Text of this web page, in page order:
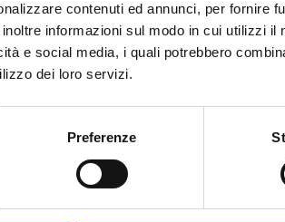
contenuti ed annunci, per fornire
informazioni sul modo in cui utilizzi
e social media, i quali potrebbero
dei loro servizi.
Preferenze